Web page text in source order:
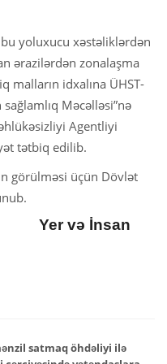
yoluxucu xəstəliklərdən
ərazilərdən zonalaşma
malların idxalına ÜHST-
Məcəlləsi”nə
Agentliyi
tətbiq edilib.
görülməsi üçün Dövlət
Yer və İnsan
satmaq öhdəliyi ilə